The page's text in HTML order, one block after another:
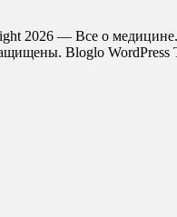
2026 — Все о
Bloglo WordPress